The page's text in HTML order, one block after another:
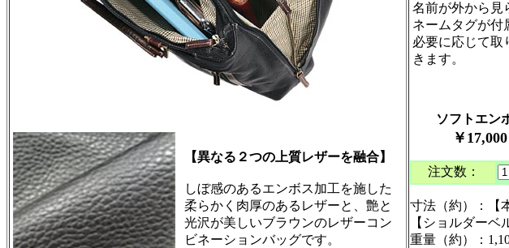
【異なる２つの上質レザーを融合】
しぼ感のあるエンボス加工を施した
柔らかく肉厚のあるレザーと、艶と
光沢が美しいブラウンのレザーコン
ビネーションバッグです。
名前が外から見
ネームタグが付
必要に応じて取
きます。
ソフトエンボ
￥17,000
注文数：
寸法（約）：【
【ショルダーベ
重量（約）：